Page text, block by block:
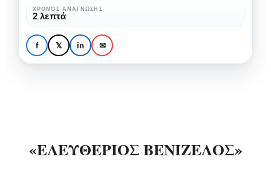
«Ελευθέριος Βενιζέλος» του
Γρηγόρη Χαλιακόπουλου,
στο Θέατρο Τέσσερις
Εποχές – Γιάννης Μόρτζος
Χαλιακόπουλου,
στο
Θέατρο
Τέσσερις
ΧΡΌΝΟΣ ΑΝΆΓΝΩΣΗΣ
2 λεπτά
f 𝕏 in ✉
«ΕΛΕΥΘΕΡΙΟΣ ΒΕΝΙΖΕΛΟΣ»